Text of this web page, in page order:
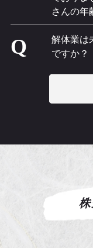
さんの年
Q
解体業は
ですか？